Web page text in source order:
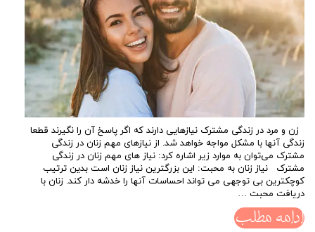
زن و مرد در زندگی مشترک نیازهایی دارند که اگر پاسخ آن را نگیرند قطعا
زندگی آنها با مشکل مواجه خواهد شد. از نیازهای مهم زنان در زندگی
مشترک می‌توان به موارد زیر اشاره کرد: نیاز های مهم زنان در زندگی
مشترک نیاز زنان به محبت: این بزرگترین نیاز زنان است بدین ترتیب
کوچکترین بی توجهی می تواند احساسات آنها را خدشه دار کند. زنان با
دریافت محبت …
ادامه مطلب